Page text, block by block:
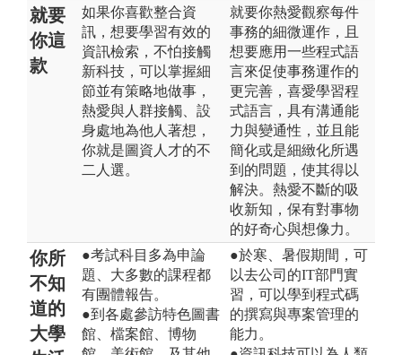
就要
你這
款
如果你喜歡整合資
訊，想要學習有效的
資訊檢索，不怕接觸
新科技，可以掌握細
節並有策略地做事，
熱愛與人群接觸、設
身處地為他人著想，
你就是圖資人才的不
二人選。
就要你熱愛觀察每件
事務的細微運作，且
想要應用一些程式語
言來促使事務運作的
更完善，喜愛學習程
式語言，具有溝通能
力與變通性，並且能
簡化或是細緻化所遇
到的問題，使其得以
解決。熱愛不斷的吸
收新知，保有對事物
的好奇心與想像力。
你所
不知
道的
大學
●考試科目多為申論
題、大多數的課程都
有團體報告。
●到各處參訪特色圖書
館、檔案館、博物
●於寒、暑假期間，可
以去公司的IT部門實
習，可以學到程式碼
的撰寫與專案管理的
能力。